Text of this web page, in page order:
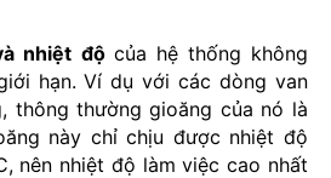
nhiệt độ của hệ thống không
hạn. Ví dụ với các dòng van
thông thường gioăng của nó là
này chỉ chịu được nhiệt độ
nên nhiệt độ làm việc cao nhất